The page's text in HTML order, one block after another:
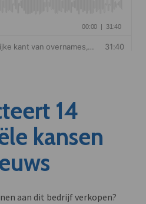
14
kansen
aan dit bedrijf verkopen?